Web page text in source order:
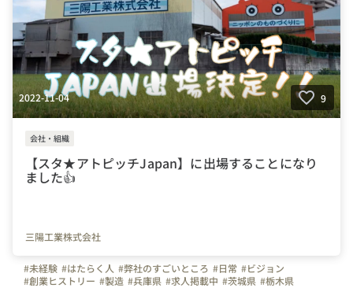
2022-11-04 9
会社・組織
【スタ★アトピッチJapan】に出場することになり
ました👍
三陽工業株式会社
#未経験 #はたらく人 #弊社のすごいところ #日常 #ビジョン
#創業ヒストリー #製造 #兵庫県 #求人掲載中 #茨城県 #栃木県